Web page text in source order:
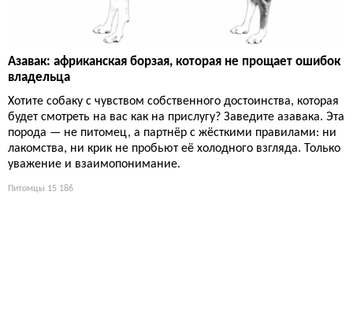
Азавак: африканская борзая, которая не прощает ошибок
владельца
Хотите собаку с чувством собственного достоинства, которая
будет смотреть на вас как на прислугу? Заведите азавака. Эта
порода — не питомец, а партнёр с жёсткими правилами: ни
лакомства, ни крик не пробьют её холодного взгляда. Только
уважение и взаимопонимание.
Питомцы 15 186